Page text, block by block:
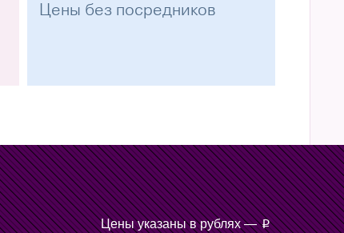
Цены без посредников
Цены указаны в рублях —p